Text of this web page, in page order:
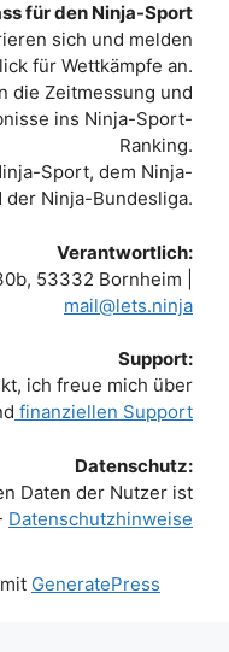
für den Ninja-Sport
sich und melden
für Wettkämpfe an.
die Zeitmessung und
ins Ninja-Sport-
Ranking.
Sport, dem Ninja-
Ninja-Bundesliga.
Verantwortlich:
53332 Bornheim |
mail@lets.ninja
Support:
ich freue mich über
finanziellen Support
Datenschutz:
Daten der Nutzer ist
Datenschutzhinweise
GeneratePress